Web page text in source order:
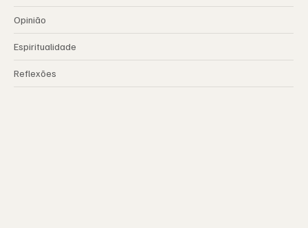
Opinião
Espiritualidade
Reflexões